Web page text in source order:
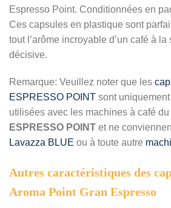
Espresso Point. Conditionnées en
Ces capsules en plastique sont
tout l’arôme incroyable d’un café à la
décisive.
Remarque: Veuillez noter que les
ESPRESSO POINT sont
utilisées avec les machines à café du
ESPRESSO POINT et ne
Lavazza BLUE ou à toute autre
Autres caractéristiques des
Aroma Point Gran Espresso